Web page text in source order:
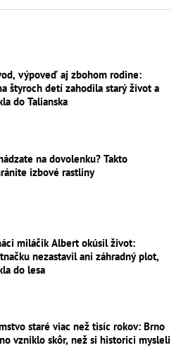
výpoveď aj zbohom rodine:
štyroch detí zahodila starý život a
do Talianska
na dovolenku? Takto
izbové rastliny
miláčik Albert okúsil život:
nezastavil ani záhradný plot,
do lesa
staré viac než tisíc rokov: Brno
vzniklo skôr, než si historici mysleli